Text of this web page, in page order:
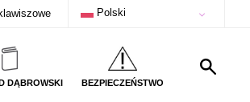
Polski
DĄBROWSKI BEZPIECZEŃSTWO